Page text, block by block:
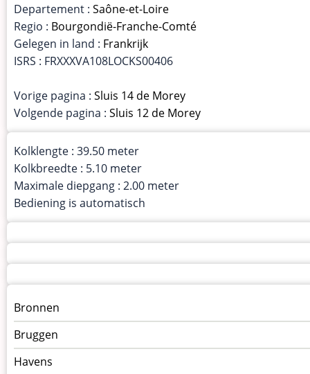
Departement : Saône-et-Loire
Regio : Bourgondië-Franche-Comté
Gelegen in land : Frankrijk
ISRS : FRXXXVA108LOCKS00406
Vorige pagina : Sluis 14 de Morey
Volgende pagina : Sluis 12 de Morey
Kolklengte : 39.50 meter
Kolkbreedte : 5.10 meter
Maximale diepgang : 2.00 meter
Bediening is automatisch
Menu
kunstwerken
op
kunstwerkpagina
Bronnen
Bruggen
Havens